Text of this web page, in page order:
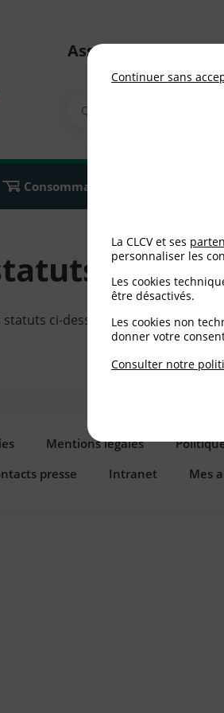
Association
Consommation
statuts ci-dessous :
Mentions légales
presse Intranet Mes
Continuer sans
La CLCV et ses
personnaliser les
Les cookies
être désactivés.
Les cookies non
donner votre
Consulter notre